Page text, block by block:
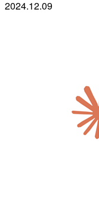
2024.12.09